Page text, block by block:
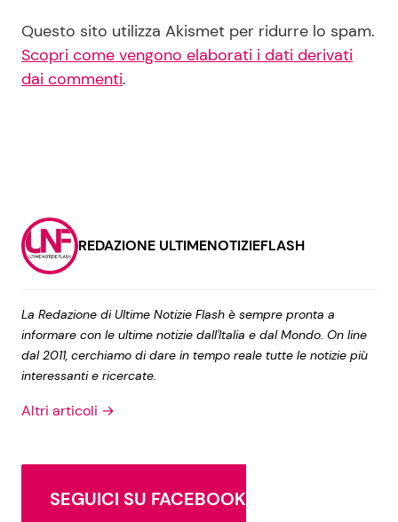
Questo sito utilizza Akismet per ridurre lo spam.
Scopri come vengono elaborati i dati derivati
dai commenti.
REDAZIONE ULTIMENOTIZIEFLASH
La Redazione di Ultime Notizie Flash è sempre pronta a
informare con le ultime notizie dall'Italia e dal Mondo. On line
dal 2011, cerchiamo di dare in tempo reale tutte le notizie più
interessanti e ricercate.
Altri articoli →
SEGUICI SU FACEBOOK